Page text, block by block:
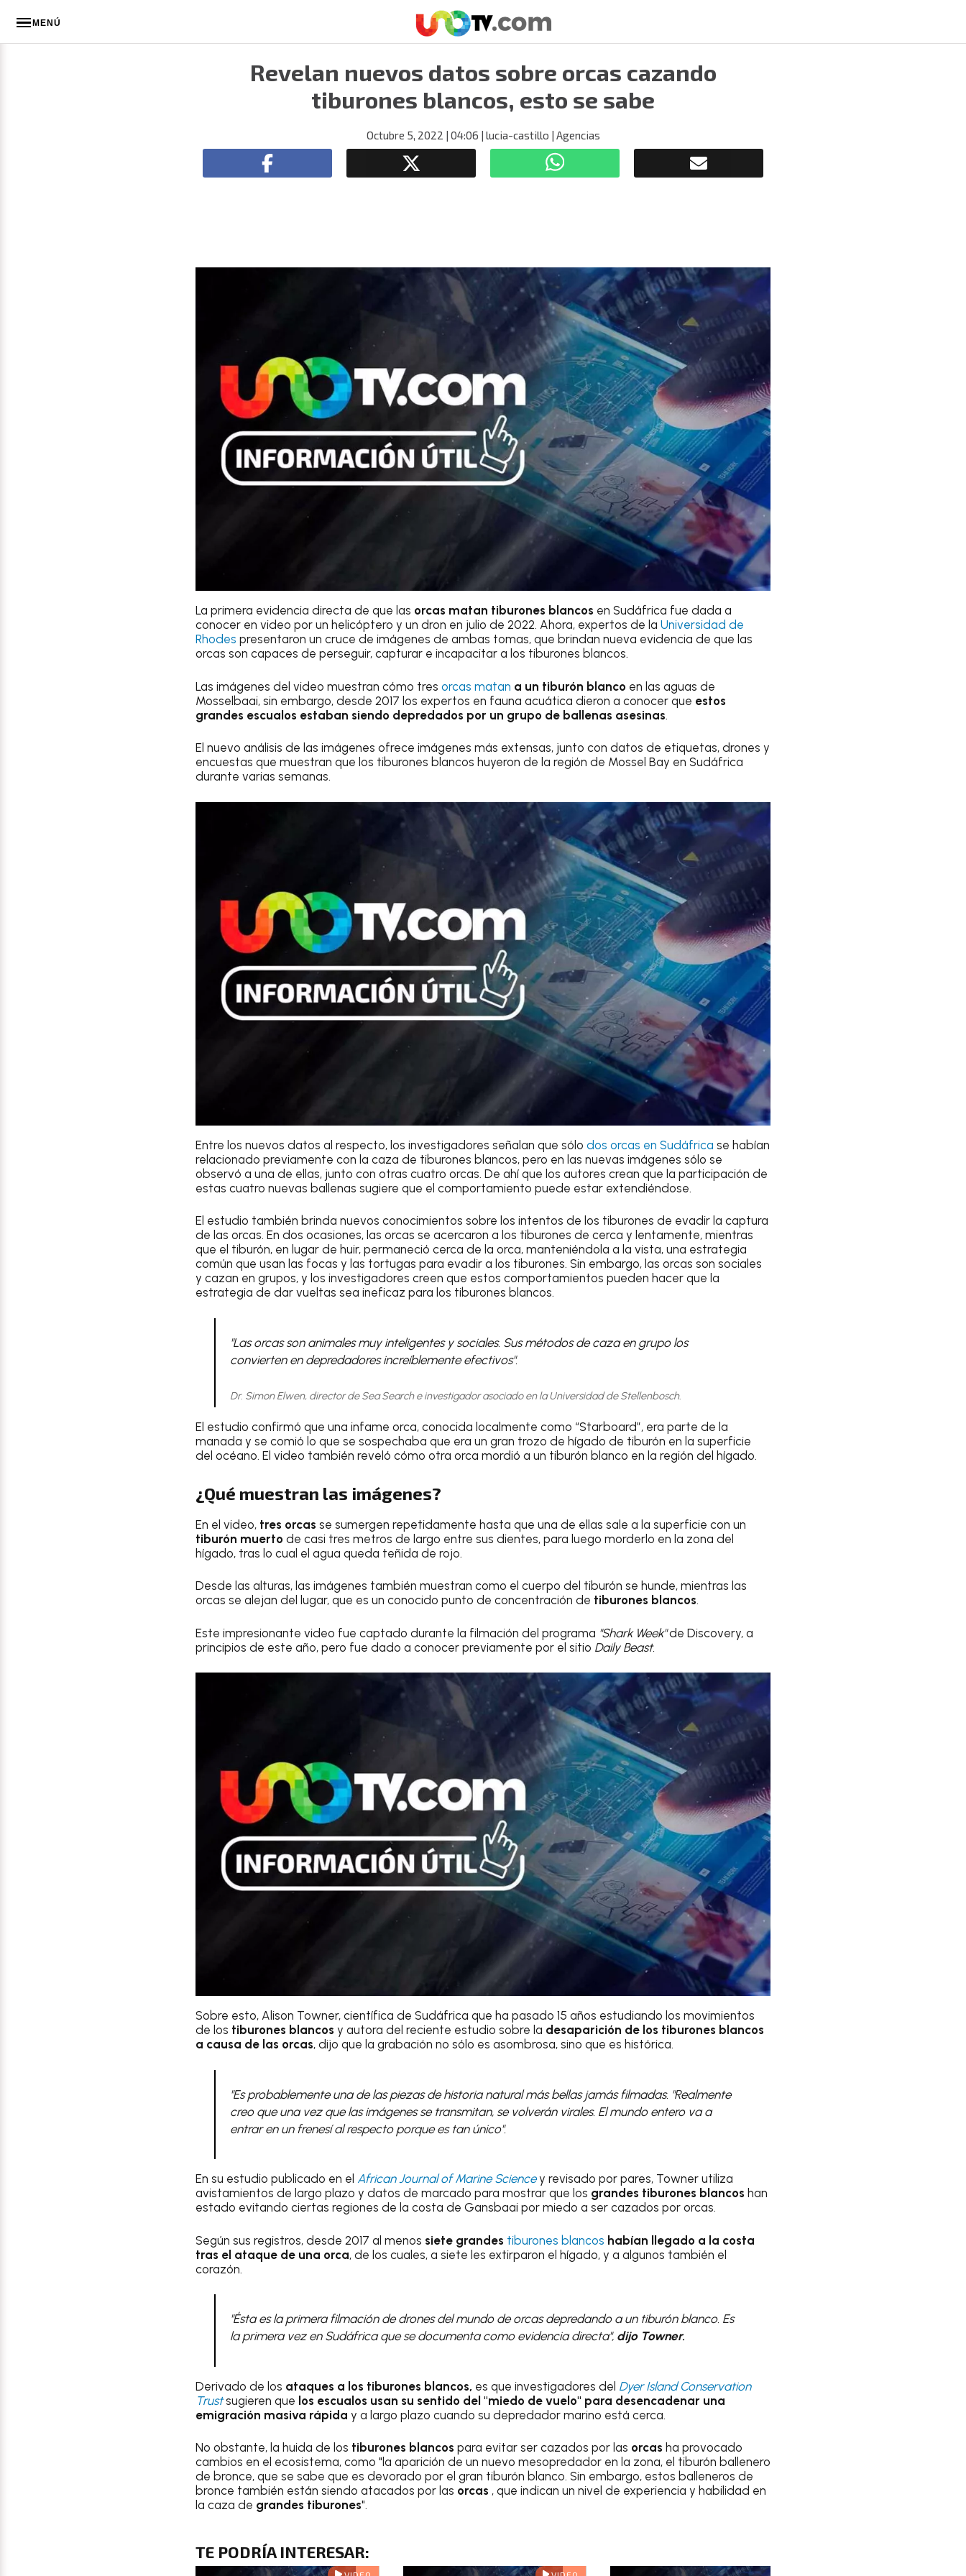
MENÚ
Revelan nuevos datos sobre orcas cazando
tiburones blancos, esto se sabe
Octubre 5, 2022 | 04:06 | lucia-castillo | Agencias
La primera evidencia directa de que las orcas matan tiburones blancos en Sudáfrica fue dada a
conocer en video por un helicóptero y un dron en julio de 2022. Ahora, expertos de la Universidad de
Rhodes presentaron un cruce de imágenes de ambas tomas, que brindan nueva evidencia de que las
orcas son capaces de perseguir, capturar e incapacitar a los tiburones blancos.
Las imágenes del video muestran cómo tres orcas matan a un tiburón blanco en las aguas de
Mosselbaai, sin embargo, desde 2017 los expertos en fauna acuática dieron a conocer que estos
grandes escualos estaban siendo depredados por un grupo de ballenas asesinas.
El nuevo análisis de las imágenes ofrece imágenes más extensas, junto con datos de etiquetas, drones y
encuestas que muestran que los tiburones blancos huyeron de la región de Mossel Bay en Sudáfrica
durante varias semanas.
Entre los nuevos datos al respecto, los investigadores señalan que sólo dos orcas en Sudáfrica se habían
relacionado previamente con la caza de tiburones blancos, pero en las nuevas imágenes sólo se
observó a una de ellas, junto con otras cuatro orcas. De ahí que los autores crean que la participación de
estas cuatro nuevas ballenas sugiere que el comportamiento puede estar extendiéndose.
El estudio también brinda nuevos conocimientos sobre los intentos de los tiburones de evadir la captura
de las orcas. En dos ocasiones, las orcas se acercaron a los tiburones de cerca y lentamente, mientras
que el tiburón, en lugar de huir, permaneció cerca de la orca, manteniéndola a la vista, una estrategia
común que usan las focas y las tortugas para evadir a los tiburones. Sin embargo, las orcas son sociales
y cazan en grupos, y los investigadores creen que estos comportamientos pueden hacer que la
estrategia de dar vueltas sea ineficaz para los tiburones blancos.
"Las orcas son animales muy inteligentes y sociales. Sus métodos de caza en grupo los
convierten en depredadores increíblemente efectivos".
Dr. Simon Elwen, director de Sea Search e investigador asociado en la Universidad de Stellenbosch.
El estudio confirmó que una infame orca, conocida localmente como “Starboard”, era parte de la
manada y se comió lo que se sospechaba que era un gran trozo de hígado de tiburón en la superficie
del océano. El video también reveló cómo otra orca mordió a un tiburón blanco en la región del hígado.
¿Qué muestran las imágenes?
En el video, tres orcas se sumergen repetidamente hasta que una de ellas sale a la superficie con un
tiburón muerto de casi tres metros de largo entre sus dientes, para luego morderlo en la zona del
hígado, tras lo cual el agua queda teñida de rojo.
Desde las alturas, las imágenes también muestran como el cuerpo del tiburón se hunde, mientras las
orcas se alejan del lugar, que es un conocido punto de concentración de tiburones blancos.
Este impresionante video fue captado durante la filmación del programa "Shark Week"de Discovery, a
principios de este año, pero fue dado a conocer previamente por el sitio Daily Beast.
Sobre esto, Alison Towner, científica de Sudáfrica que ha pasado 15 años estudiando los movimientos
de los tiburones blancos y autora del reciente estudio sobre la desaparición de los tiburones blancos
a causa de las orcas, dijo que la grabación no sólo es asombrosa, sino que es histórica.
"Es probablemente una de las piezas de historia natural más bellas jamás filmadas. "Realmente
creo que una vez que las imágenes se transmitan, se volverán virales. El mundo entero va a
entrar en un frenesí al respecto porque es tan único".
En su estudio publicado en el African Journal of Marine Sciencey revisado por pares, Towner utiliza
avistamientos de largo plazo y datos de marcado para mostrar que los grandes tiburones blancos han
estado evitando ciertas regiones de la costa de Gansbaai por miedo a ser cazados por orcas.
Según sus registros, desde 2017 al menos siete grandes tiburones blancos habían llegado a la costa
tras el ataque de una orca, de los cuales, a siete les extirparon el hígado, y a algunos también el
corazón.
"Ésta es la primera filmación de drones del mundo de orcas depredando a un tiburón blanco. Es
la primera vez en Sudáfrica que se documenta como evidencia directa",dijo Towner.
Derivado de los ataques a los tiburones blancos, es que investigadores del Dyer Island Conservation
Trustsugieren que los escualos usan su sentido del "miedo de vuelo" para desencadenar una
emigración masiva rápida y a largo plazo cuando su depredador marino está cerca.
No obstante, la huida de los tiburones blancos para evitar ser cazados por las orcas ha provocado
cambios en el ecosistema, como "la aparición de un nuevo mesopredador en la zona, el tiburón ballenero
de bronce, que se sabe que es devorado por el gran tiburón blanco. Sin embargo, estos balleneros de
bronce también están siendo atacados por las orcas , que indican un nivel de experiencia y habilidad en
la caza de grandes tiburones".
TE PODRÍA INTERESAR: